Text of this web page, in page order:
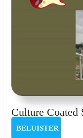
Culture Coated
BELUISTER